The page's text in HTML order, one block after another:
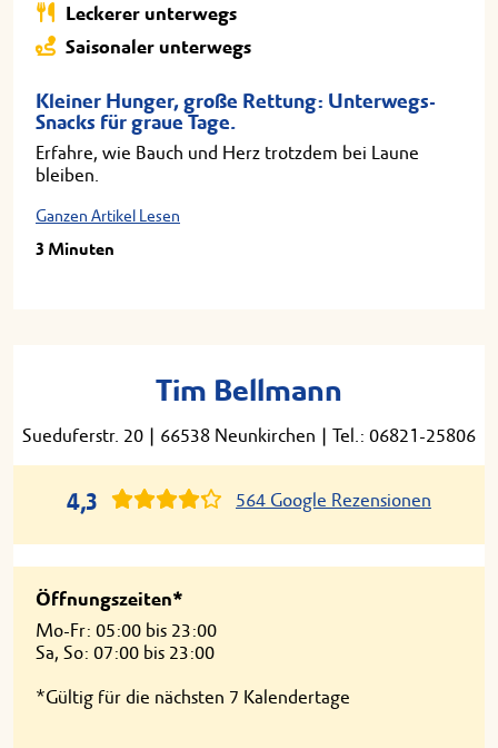
Leckerer unterwegs
Saisonaler unterwegs
Kleiner Hunger, große Rettung: Unterwegs-
Snacks für graue Tage.
Erfahre, wie Bauch und Herz trotzdem bei Laune
bleiben.
Ganzen Artikel Lesen
3 Minuten
Tim Bellmann
Sueduferstr. 20 | 66538 Neunkirchen | Tel.: 06821-25806
4,3 564 Google Rezensionen
Öffnungszeiten*
Mo-Fr: 05:00 bis 23:00
Sa, So: 07:00 bis 23:00
*Gültig für die nächsten 7 Kalendertage